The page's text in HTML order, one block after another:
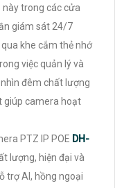
này trong các cửa
giám sát 24/7
khe cắm thẻ nhớ
việc quản lý và
đêm chất lượng
giúp camera hoạt
PTZ IP POE DH-
lượng, hiện đại và
trợ AI, hồng ngoại